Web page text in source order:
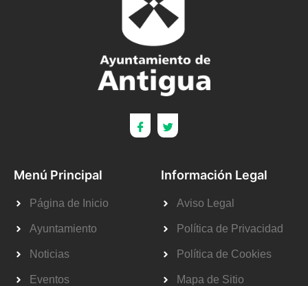
Menú Principal
Página de Inicio
Ayuntamiento
Noticias
Eventos
Información Legal
Aviso Legal
Política de Privacidad
Política de Cookies
Mapa de Sitio